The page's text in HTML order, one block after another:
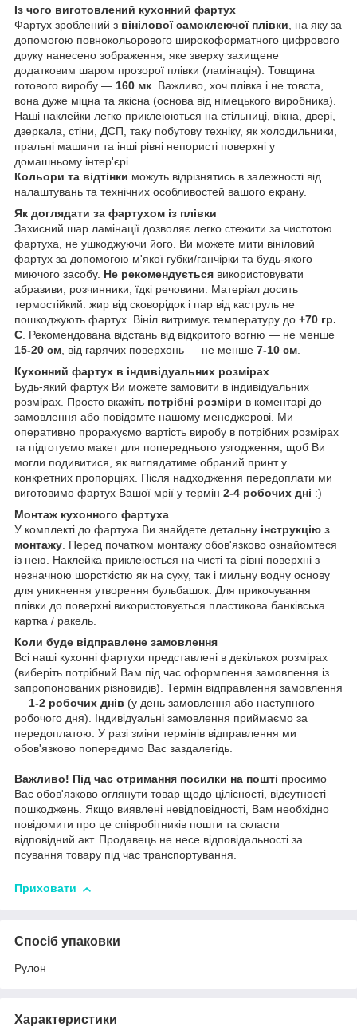
Із чого виготовлений кухонний фартух
Фартух зроблений з вінілової самоклеючої плівки, на яку за
допомогою повнокольорового широкоформатного цифрового
друку нанесено зображення, яке зверху захищене
додатковим шаром прозорої плівки (ламінація). Товщина
готового виробу — 160 мк. Важливо, хоч плівка і не товста,
вона дуже міцна та якісна (основа від німецького виробника).
Наші наклейки легко приклеюються на стільниці, вікна, двері,
дзеркала, стіни, ДСП, таку побутову техніку, як холодильники,
пральні машини та інші рівні непористі поверхні у
домашньому інтер'єрі.
Кольори та відтінки можуть відрізнятись в залежності від
налаштувань та технічних особливостей вашого екрану.
Як доглядати за фартухом із плівки
Захисний шар ламінації дозволяє легко стежити за чистотою
фартуха, не ушкоджуючи його. Ви можете мити вініловий
фартух за допомогою м'якої губки/ганчірки та будь-якого
миючого засобу. Не рекомендується використовувати
абразиви, розчинники, їдкі речовини. Матеріал досить
термостійкий: жир від сковорідок і пар від каструль не
пошкоджують фартух. Вініл витримує температуру до +70 гр.
С. Рекомендована відстань від відкритого вогню — не менше
15-20 см, від гарячих поверхонь — не менше 7-10 см.
Кухонний фартух в індивідуальних розмірах
Будь-який фартух Ви можете замовити в індивідуальних
розмірах. Просто вкажіть потрібні розміри в коментарі до
замовлення або повідомте нашому менеджерові. Ми
оперативно прорахуємо вартість виробу в потрібних розмірах
та підготуємо макет для попереднього узгодження, щоб Ви
могли подивитися, як виглядатиме обраний принт у
конкретних пропорціях. Після надходження передоплати ми
виготовимо фартух Вашої мрії у термін 2-4 робочих дні :)
Монтаж кухонного фартуха
У комплекті до фартуха Ви знайдете детальну інструкцію з
монтажу. Перед початком монтажу обов'язково ознайомтеся
із нею. Наклейка приклеюється на чисті та рівні поверхні з
незначною шорсткістю як на суху, так і мильну водну основу
для уникнення утворення бульбашок. Для прикочування
плівки до поверхні використовується пластикова банківська
картка / ракель.
Коли буде відправлене замовлення
Всі наші кухонні фартухи представлені в декількох розмірах
(виберіть потрібний Вам під час оформлення замовлення із
запропонованих різновидів). Термін відправлення замовлення
— 1-2 робочих днів (у день замовлення або наступного
робочого дня). Індивідуальні замовлення приймаємо за
передоплатою. У разі зміни термінів відправлення ми
обов'язково попередимо Вас заздалегідь.
Важливо! Під час отримання посилки на пошті просимо
Вас обов'язково оглянути товар щодо цілісності, відсутності
пошкоджень. Якщо виявлені невідповідності, Вам необхідно
повідомити про це співробітників пошти та скласти
відповідний акт. Продавець не несе відповідальності за
псування товару під час транспортування.
Приховати
Спосіб упаковки
Рулон
Характеристики